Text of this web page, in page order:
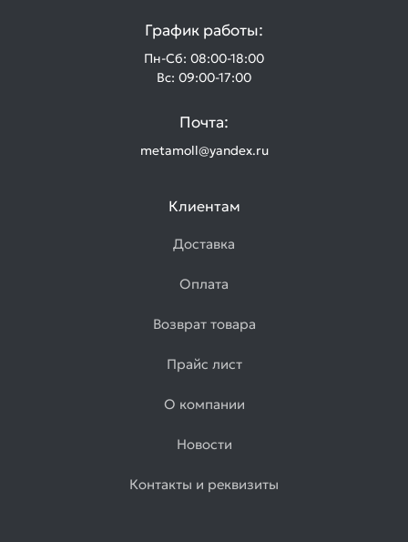
График работы:
Пн-Сб: 08:00-18:00
Вс: 09:00-17:00
Почта:
metamoll@yandex.ru
Клиентам
Доставка
Оплата
Возврат товара
Прайс лист
О компании
Новости
Контакты и реквизиты